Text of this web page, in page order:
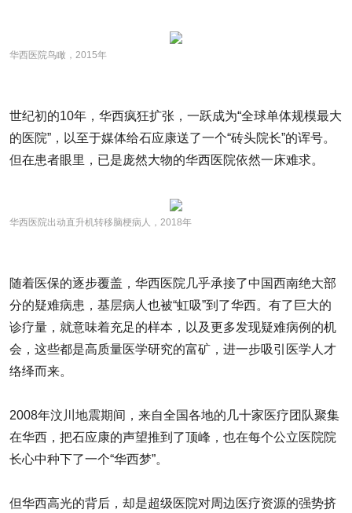
华西医院鸟瞰，2015年
世纪初的10年，华西疯狂扩张，一跃成为“全球单体规模最大
的医院”，以至于媒体给石应康送了一个“砖头院长”的诨号。
但在患者眼里，已是庞然大物的华西医院依然一床难求。
华西医院出动直升机转移脑梗病人，2018年
随着医保的逐步覆盖，华西医院几乎承接了中国西南绝大部
分的疑难病患，基层病人也被“虹吸”到了华西。有了巨大的
诊疗量，就意味着充足的样本，以及更多发现疑难病例的机
会，这些都是高质量医学研究的富矿，进一步吸引医学人才
络绎而来。
2008年汶川地震期间，来自全国各地的几十家医疗团队聚集
在华西，把石应康的声望推到了顶峰，也在每个公立医院院
长心中种下了一个“华西梦”。
但华西高光的背后，却是超级医院对周边医疗资源的强势挤